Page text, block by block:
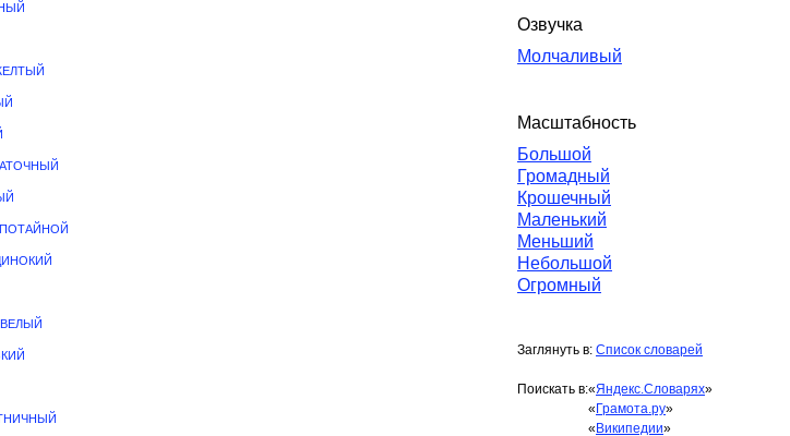
ПОТАЙНОЙ
Озвучка
Молчаливый
Масштабность
Большой
Громадный
Крошечный
Маленький
Меньший
Небольшой
Огромный
Заглянуть в: Список словарей
Поискать в:«Яндекс.Словарях»
« Грамота.ру»
« Википедии»